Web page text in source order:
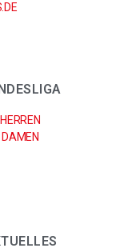
HERREN
DAMEN